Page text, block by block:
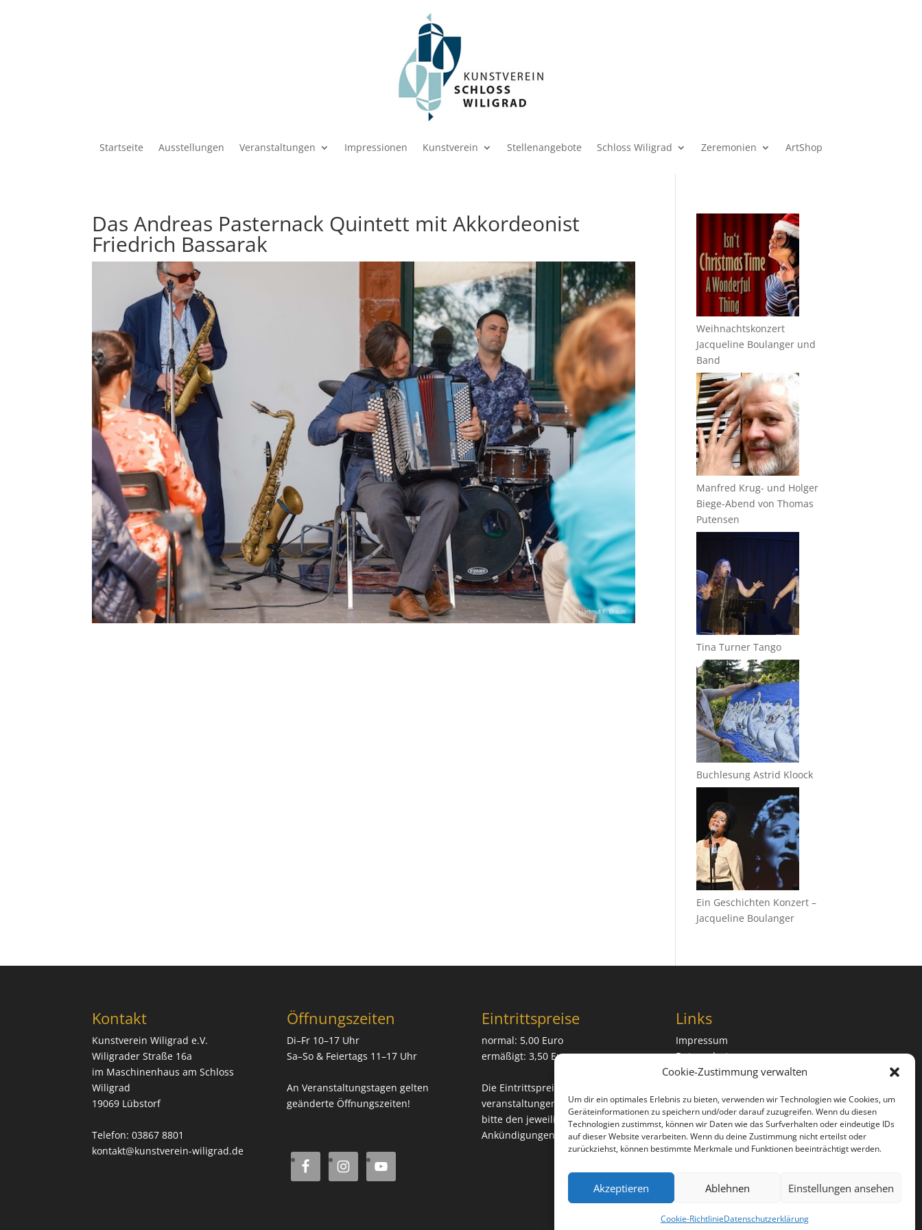
Cookie-Zustimmung verwalten
Um dir ein optimales Erlebnis zu bieten, verwenden wir Technologien wie Cookies, um
Geräteinformationen zu speichern und/oder darauf zuzugreifen. Wenn du diesen
Technologien zustimmst, können wir Daten wie das Surfverhalten oder eindeutige IDs
auf dieser Website verarbeiten. Wenn du deine Zustimmung nicht erteilst oder
zurückziehst, können bestimmte Merkmale und Funktionen beeinträchtigt werden.
Akzeptieren Ablehnen Einstellungen ansehen
Cookie-RichtlinieDatenschutzerklärung
Startseite Ausstellungen Veranstaltungen Impressionen Kunstverein Stellenangebote Schloss Wiligrad Zeremonien ArtShop
Das Andreas Pasternack Quintett mit Akkordeonist
Friedrich Bassarak
Weihnachtskonzert
Jacqueline Boulanger und
Band
Manfred Krug- und Holger
Biege-Abend von Thomas
Putensen
Tina Turner Tango
Buchlesung Astrid Kloock
Ein Geschichten Konzert –
Jacqueline Boulanger
Kontakt
Kunstverein Wiligrad e.V.
Wiligrader Straße 16a
im Maschinenhaus am Schloss
Wiligrad
19069 Lübstorf
Telefon: 03867 8801
kontakt@kunstverein-wiligrad.de
Öffnungszeiten
Di–Fr 10–17 Uhr
Sa–So & Feiertags 11–17 Uhr
An Veranstaltungstagen gelten
geänderte Öffnungszeiten!
Eintrittspreise
normal: 5,00 Euro
ermäßigt: 3,50 Euro
Die Eintrittspreise für Sonder-
veranstaltungen entnehmen Sie
bitte den jeweiligen
Ankündigungen.
Links
Impressum
Datenschutz
Partner und Sponsoren
Kontaktformular